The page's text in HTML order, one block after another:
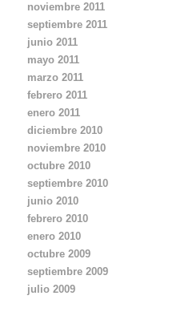
noviembre 2011
septiembre 2011
junio 2011
mayo 2011
marzo 2011
febrero 2011
enero 2011
diciembre 2010
noviembre 2010
octubre 2010
septiembre 2010
junio 2010
febrero 2010
enero 2010
octubre 2009
septiembre 2009
julio 2009